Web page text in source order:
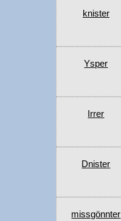
knister
Ysper
Irrer
Dnister
missgönnter